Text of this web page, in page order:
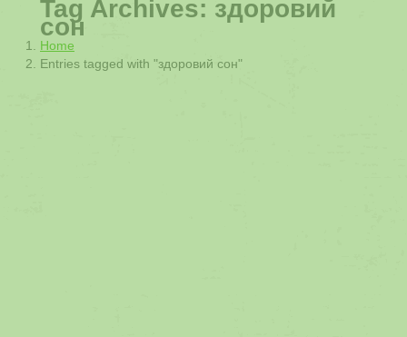
Tag Archives: здоровий
сон
You are here:
Home
Entries tagged with "здоровий сон"